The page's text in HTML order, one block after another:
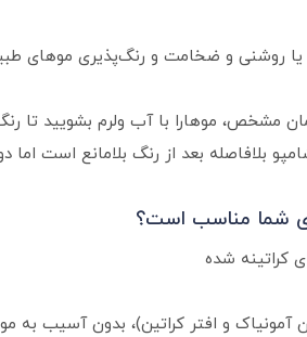
و رنگ‌پذیری موهای طبیعی یا رنگ شده‌ی شما، بین 20 تا 45
مشخص، موهارا با آب ولرم بشویید تا
بلافاصله بعد از رنگ بلامانع است
شما مناسب است؟
کراتینه شده
آمونیاک و افتر کراتین)، بدون آسیب به مو